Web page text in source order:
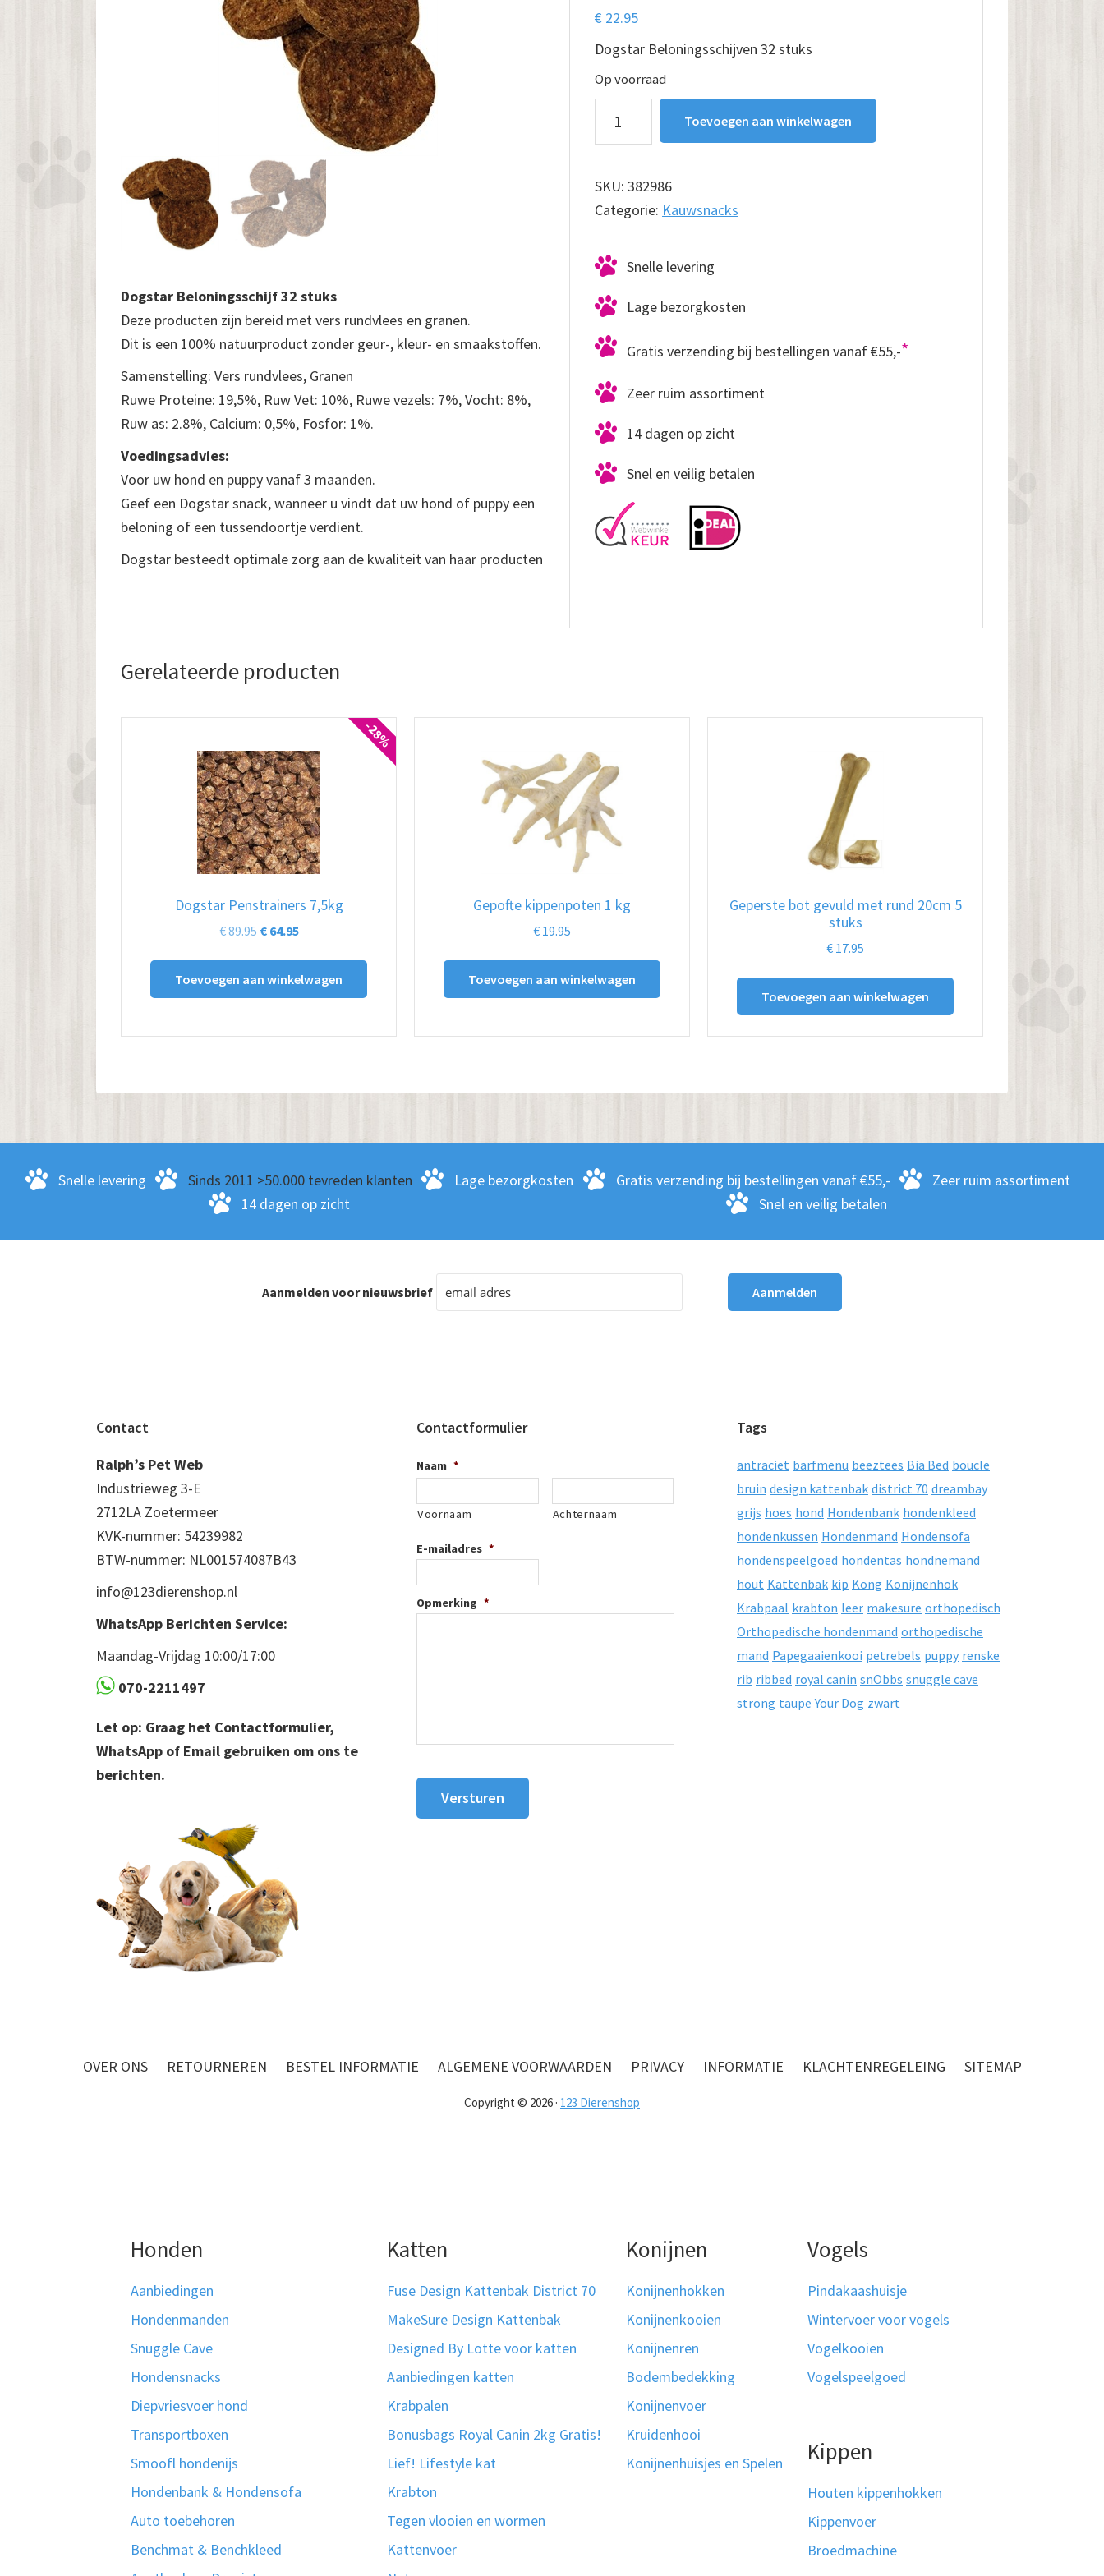
€ 22.95
Dogstar Beloningsschijven 32 stuks
Op voorraad
Beloningsschijven
stuks
aantal
Toevoegen aan winkelwagen
SKU: 382986
Categorie: Kauwsnacks
Snelle levering
Lage bezorgkosten
Gratis verzending bij bestellingen vanaf €55,-*
Zeer ruim assortiment
14 dagen op zicht
Snel en veilig betalen
Dogstar Beloningsschijf 32 stuks
Deze producten zijn bereid met vers rundvlees en granen.
Dit is een 100% natuurproduct zonder geur-, kleur- en smaakstoffen.
Samenstelling: Vers rundvlees, Granen
Ruwe Proteine: 19,5%, Ruw Vet: 10%, Ruwe vezels: 7%, Vocht: 8%,
Ruw as: 2.8%, Calcium: 0,5%, Fosfor: 1%.
Voedingsadvies:
Voor uw hond en puppy vanaf 3 maanden.
Geef een Dogstar snack, wanneer u vindt dat uw hond of puppy een
beloning of een tussendoortje verdient.
Dogstar besteedt optimale zorg aan de kwaliteit van haar producten
Gerelateerde producten
-28%
Dogstar Penstrainers 7,5kg
€89.95 Oorspronkelijke
€ 89.95.
€64.95Huidige
€ 64.95.
Toevoegen aan winkelwagen
Gepofte kippenpoten 1 kg
€ 19.95
Toevoegen aan winkelwagen
Geperste bot gevuld met rund 20cm 5
stuks
€ 17.95
Toevoegen aan winkelwagen
Snelle levering Sinds 2011 >50.000 tevreden klanten Lage bezorgkosten Gratis verzending bij bestellingen vanaf €55,-
Zeer ruim assortiment
14 dagen op zicht
Snel en veilig betalen
Aanmelden voor nieuwsbrief
Contact
Ralph’s Pet Web
Industrieweg 3-E
2712LA Zoetermeer
KVK-nummer: 54239982
BTW-nummer: NL001574087B43
info@123dierenshop.nl
WhatsApp Berichten Service:
Maandag-Vrijdag 10:00/17:00
070-2211497
Let op: Graag het Contactformulier,
WhatsApp of Email gebruiken om ons te
berichten.
Contactformulier
Naam *
Voornaam Achternaam
E-mailadres *
Opmerking *
Tags
antraciet barfmenu beeztees Bia Bed boucle
bruin design kattenbak district 70 dreambay
grijs hoes hond Hondenbank hondenkleed
hondenkussen Hondenmand Hondensofa
hondenspeelgoed hondentas hondnemand
hout Kattenbak kip Kong Konijnenhok
Krabpaal krabton leer makesure orthopedisch
Orthopedische hondenmand orthopedische
mand Papegaaienkooi petrebels puppy renske
rib ribbed royal canin snObbs snuggle cave
strong taupe Your Dog zwart
OVER ONS RETOURNEREN BESTEL INFORMATIE ALGEMENE VOORWAARDEN PRIVACY INFORMATIE KLACHTENREGELEING SITEMAP
Copyright © 2026 · 123 Dierenshop
Honden
Aanbiedingen
Hondenmanden
Snuggle Cave
Hondensnacks
Diepvriesvoer hond
Transportboxen
Smoofl hondenijs
Hondenbank & Hondensofa
Auto toebehoren
Benchmat & Benchkleed
Katten
Fuse Design Kattenbak District 70
MakeSure Design Kattenbak
Designed By Lotte voor katten
Aanbiedingen katten
Krabpalen
Bonusbags Royal Canin 2kg Gratis!
Lief! Lifestyle kat
Krabton
Tegen vlooien en wormen
Kattenvoer
Konijnen
Konijnenhokken
Konijnenkooien
Konijnenren
Bodembedekking
Konijnenvoer
Kruidenhooi
Konijnenhuisjes en Spelen
Vogels
Pindakaashuisje
Wintervoer voor vogels
Vogelkooien
Vogelspeelgoed
Kippen
Houten kippenhokken
Kippenvoer
Broedmachine